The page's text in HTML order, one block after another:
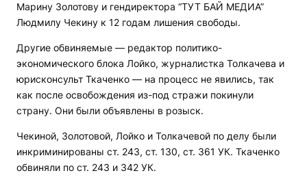
Марину Золотову и гендиректора “ТУТ БАЙ МЕДИА”
Людмилу Чекину к 12 годам лишения свободы.
Другие обвиняемые — редактор политико-
экономического блока Лойко, журналистка Толкачева и
юрисконсульт Ткаченко — на процесс не явились, так
как после освобождения из-под стражи покинули
страну. Они были объявлены в розыск.
Чекиной, Золотовой, Лойко и Толкачевой по делу были
инкриминированы ст. 243, ст. 130, ст. 361 УК. Ткаченко
обвиняли по ст. 243 и 342 УК.